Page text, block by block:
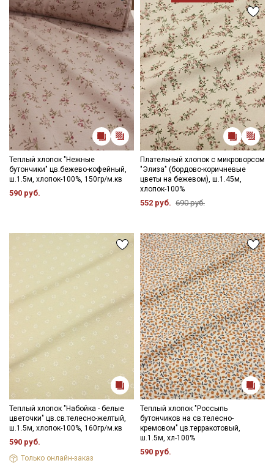
Теплый хлопок "Нежные
бутончики" цв.бежево-кофейный,
ш.1.5м, хлопок-100%, 150гр/м.кв
590 руб.
Плательный хлопок с микроворсом
"Элиза" (бордово-коричневые
цветы на бежевом), ш.1.45м,
хлопок-100%
552 руб. 690 руб.
Теплый хлопок "Набойка - белые
цветочки" цв.св.телесно-желтый,
ш.1.5м, хлопок-100%, 160гр/м.кв
590 руб.
Только онлайн-заказ
Теплый хлопок "Россыпь
бутончиков на св.телесно-
кремовом" цв.терракотовый,
ш.1.5м, хл-100%
590 руб.
Ознакомлен(а) сПолитикой обработки персональных
данныхи даюСогласие на обработку персональных
данных
Даю
Согласие на получение рекламных и
информационных рассылок